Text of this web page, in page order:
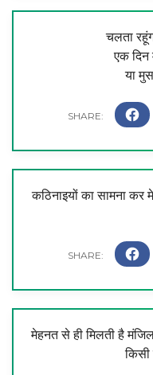
चलता
एक दिन
या
कठिनाइयों का सामना
मेहनत से ही मिलती है
किसी